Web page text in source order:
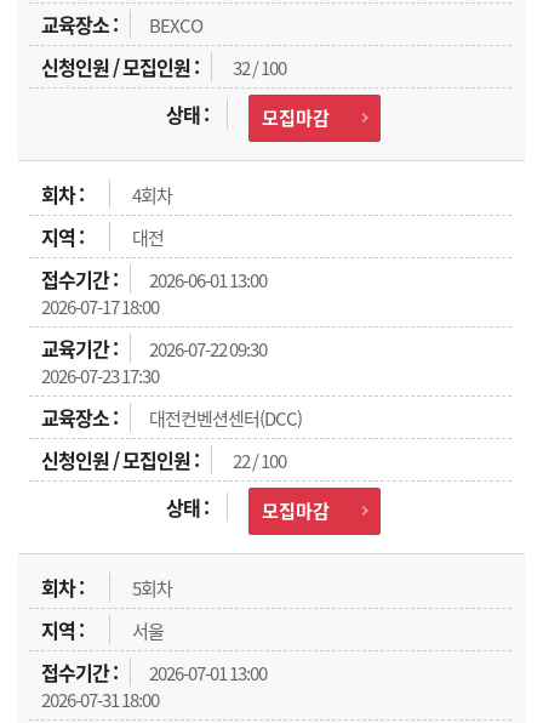
BEXCO
32 / 100
모집마감
4회차
대전
2026-06-01 13:00
2026-07-17 18:00
2026-07-22 09:30
2026-07-23 17:30
대전컨벤션센터(DCC)
22 / 100
모집마감
5회차
서울
2026-07-01 13:00
2026-07-31 18:00